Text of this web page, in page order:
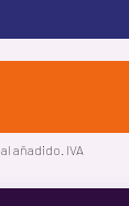
añadido. IVA